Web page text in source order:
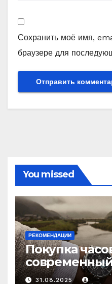
Сохранить моё имя,
браузере для
You missed
РЕКОМЕНДАЦИИ
Покупка
выбору
31.08.2025